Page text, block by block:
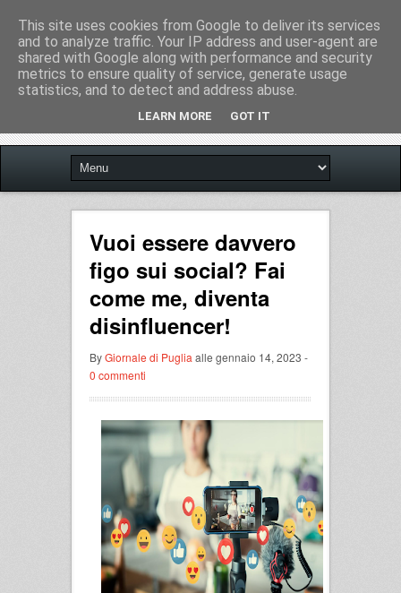
Vuoi essere davvero
figo sui social? Fai
come me, diventa
disinfluencer!
ByGiornale di Puglia alle gennaio 14, 2023 -
0 commenti
This site uses cookies from Google to deliver its services
and to analyze traffic. Your IP address and user-agent are
shared with Google along with performance and security
metrics to ensure quality of service, generate usage
statistics, and to detect and address abuse.
LEARN MORE GOT IT